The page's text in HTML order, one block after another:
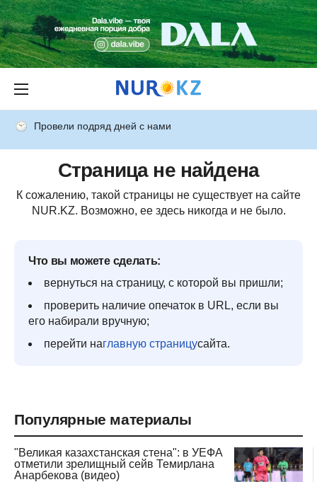
Провели подряд дней с нами
Страница не найдена
К сожалению, такой страницы не существует на сайте
NUR.KZ. Возможно, ее здесь никогда и не было.
Что вы можете сделать:
вернуться на страницу, с которой вы пришли;
проверить наличие опечаток в URL, если вы
его набирали вручную;
перейти наглавную страницусайта.
Популярные материалы
"Великая казахстанская стена": в УЕФА
отметили зрелищный сейв Темирлана
Анарбекова (видео)